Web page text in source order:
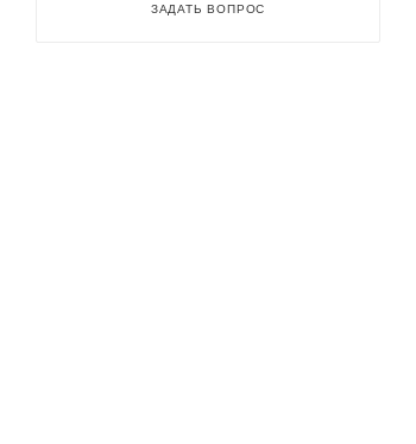
ЗАДАТЬ ВОПРОС